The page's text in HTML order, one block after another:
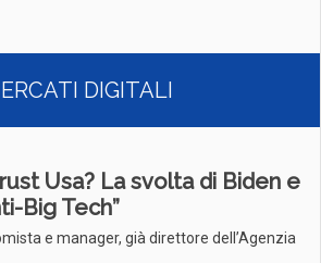
DIGITALI
Usa? La svolta di Biden e
Big Tech”
e manager, già direttore dell’Agenzia